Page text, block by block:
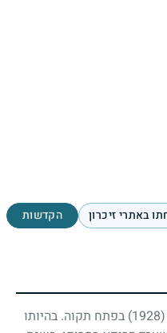
באתרי זיכרון הקדשות
(1928)
בפתח תקוה. בהיותו